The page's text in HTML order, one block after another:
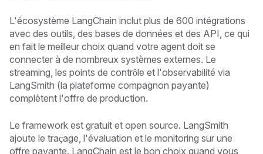
L'écosystème LangChain inclut plus de 600 intégrations
avec des outils, des bases de données et des API, ce qui
en fait le meilleur choix quand votre agent doit se
connecter à de nombreux systèmes externes. Le
streaming, les points de contrôle et l'observabilité via
LangSmith (la plateforme compagnon payante)
complètent l'offre de production.
Le framework est gratuit et open source. LangSmith
ajoute le traçage, l'évaluation et le monitoring sur une
offre payante. LangChain est le bon choix quand vous